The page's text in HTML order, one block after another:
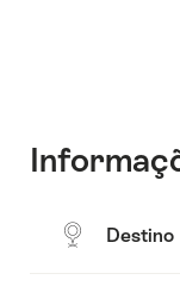
Destino